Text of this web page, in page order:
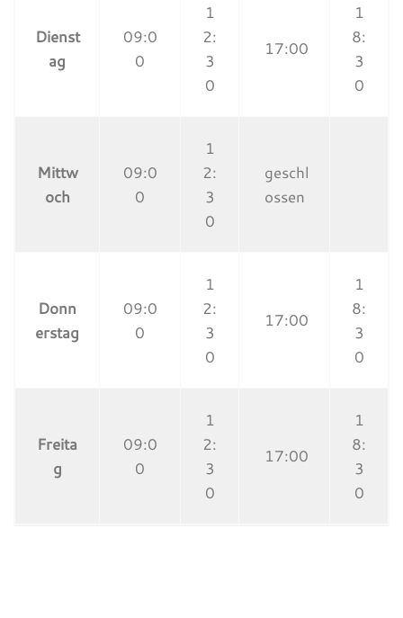
Dienst
ag
09:0
0
1
2:
3
0
17:00
1
8:
3
0
Mittw
och
09:0
0
1
2:
3
0
geschl
ossen
Donn
erstag
09:0
0
1
2:
3
0
17:00
1
8:
3
0
Freita
g
09:0
0
1
2:
3
0
17:00
1
8:
3
0